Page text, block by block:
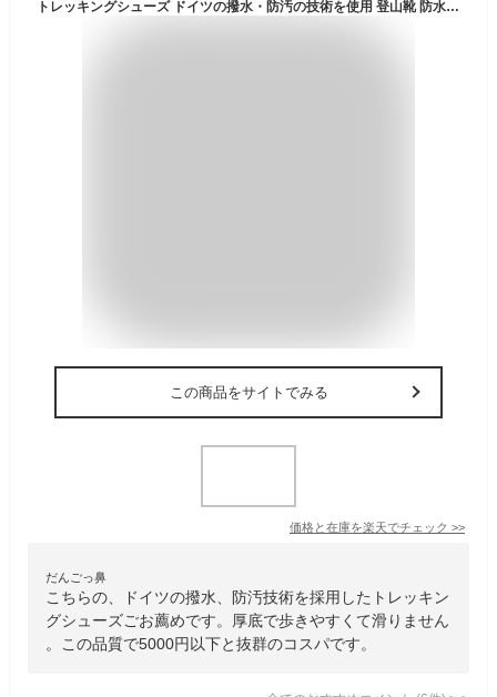
トレッキングシューズ ドイツの撥水・防汚の技術を使用 登山靴 防水 スニーカー メンズ レディース 靴 シューズ ウォーキングシューズ 登山 アウトドア キャンプ 釣り 革靴 厚底 人気 ランキング レインシューズ ミリタリーブーツ 滑らない靴 LAD WEATHER ラドウェザー
この商品をサイトでみる
価格と在庫を楽天でチェック >>
だんごっ鼻
こちらの、ドイツの撥水、防汚技術を採用したトレッキン
グシューズごお薦めです。厚底で歩きやすくて滑りません
。この品質で5000円以下と抜群のコスパです。